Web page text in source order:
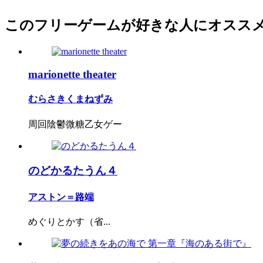
このフリーゲームが好きな人にオスス
marionette theater
むらさきくまねずみ
周回陰鬱微糖乙女ゲー
のどかるたうん４
アストン＝路端
めぐりとかす（省...